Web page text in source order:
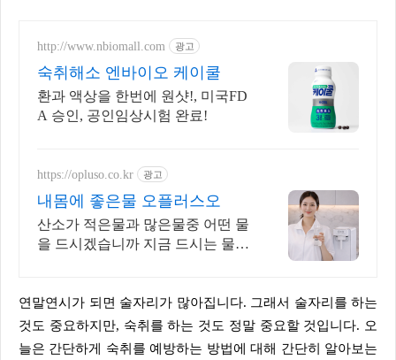
http://www.nbiomall.com 광고
숙취해소 엔바이오 케이쿨
환과 액상을 한번에 원샷!, 미국FD
A 승인, 공인임상시험 완료!
https://opluso.co.kr 광고
내몸에 좋은물 오플러스오
산소가 적은물과 많은물중 어떤 물
을 드시겠습니까 지금 드시는 물에
연말연시가 되면 술자리가 많아집니다. 그래서 술자리를 하는
것도 중요하지만, 숙취를 하는 것도 정말 중요할 것입니다. 오
늘은 간단하게 숙취를 예방하는 방법에 대해 간단히 알아보는